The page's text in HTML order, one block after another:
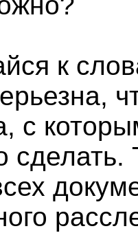
к
с
сделать.